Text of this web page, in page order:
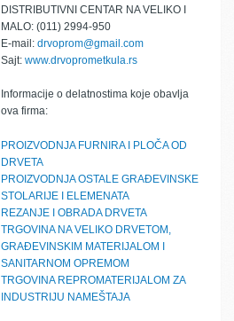
DISTRIBUTIVNI CENTAR NA VELIKO I
MALO: (011) 2994-950
E-mail: drvoprom@gmail.com
Sajt: www.drvoprometkula.rs
Informacije o delatnostima koje obavlja
ova firma:
PROIZVODNJA FURNIRA I PLOČA OD
DRVETA
PROIZVODNJA OSTALE GRAĐEVINSKE
STOLARIJE I ELEMENATA
REZANJE I OBRADA DRVETA
TRGOVINA NA VELIKO DRVETOM,
GRAĐEVINSKIM MATERIJALOM I
SANITARNOM OPREMOM
TRGOVINA REPROMATERIJALOM ZA
INDUSTRIJU NAMEŠTAJA